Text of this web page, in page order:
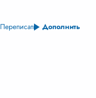
Переписать Дополнить